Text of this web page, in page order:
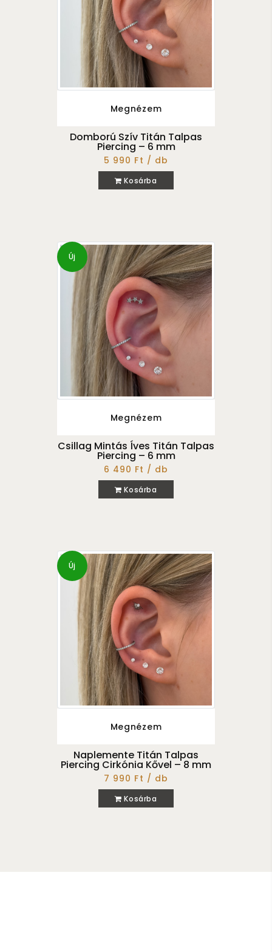
Megnézem
Domború Szív Titán Talpas
Piercing – 6 mm
5 990 Ft / db
Kosárba
Új
Megnézem
Csillag Mintás Íves Titán Talpas
Piercing – 6 mm
6 490 Ft / db
Kosárba
Új
Megnézem
Naplemente Titán Talpas
Piercing Cirkónia Kővel – 8 mm
7 990 Ft / db
Kosárba